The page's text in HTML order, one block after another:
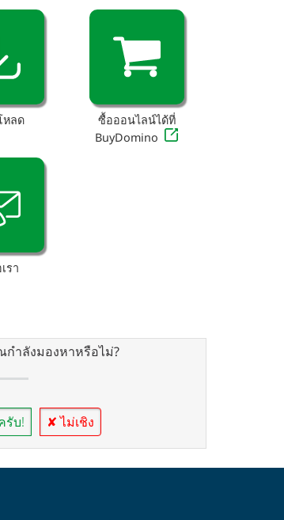
หลด
ซื้อออนไลน์ได้ที่
BuyDomino
รา
ำลังมองหาหรือไม่?
บ! ✘ ไม่เชิง